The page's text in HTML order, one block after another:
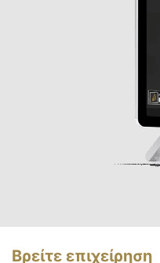
Βρείτε επιχείρηση